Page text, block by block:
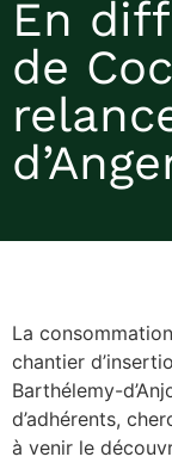
En
de
La
chantier
Barthélemy-
d’adhérents,
à venir le